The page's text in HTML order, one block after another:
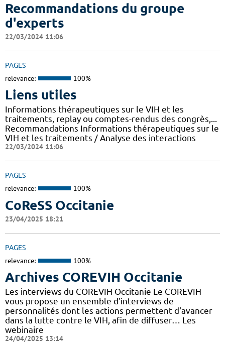
Recommandations du groupe
d'experts
22/03/2024 11:06
PAGES
relevance: 100%
Liens utiles
Informations thérapeutiques sur le VIH et les
traitements, replay ou comptes-rendus des congrès,...
Recommandations Informations thérapeutiques sur le
VIH et les traitements / Analyse des interactions
22/03/2024 11:06
PAGES
relevance: 100%
CoReSS Occitanie
23/04/2025 18:21
PAGES
relevance: 100%
Archives COREVIH Occitanie
Les interviews du COREVIH Occitanie Le COREVIH
vous propose un ensemble d'interviews de
personnalités dont les actions permettent d'avancer
dans la lutte contre le VIH, afin de diffuser… Les
webinaire
24/04/2025 13:14